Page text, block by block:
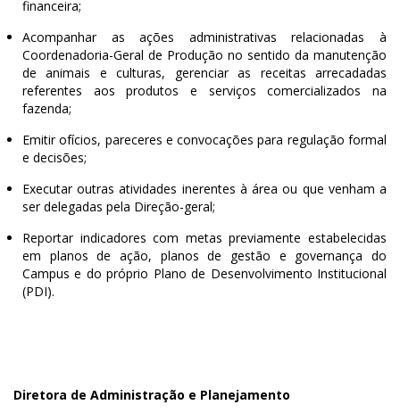
financeira;
Acompanhar as ações administrativas relacionadas à
Coordenadoria-Geral de Produção no sentido da manutenção
de animais e culturas, gerenciar as receitas arrecadadas
referentes aos produtos e serviços comercializados na
fazenda;
Emitir ofícios, pareceres e convocações para regulação formal
e decisões;
Executar outras atividades inerentes à área ou que venham a
ser delegadas pela Direção-geral;
Reportar indicadores com metas previamente estabelecidas
em planos de ação, planos de gestão e governança do
Campus e do próprio Plano de Desenvolvimento Institucional
(PDI).
Diretora de Administração e Planejamento